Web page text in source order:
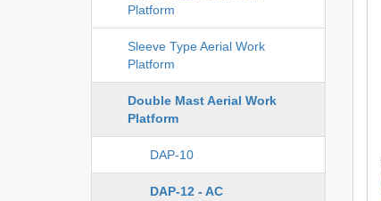
Platform
Sleeve Type Aerial Work
Platform
Double Mast Aerial Work
Platform
DAP-10
DAP-12 - AC